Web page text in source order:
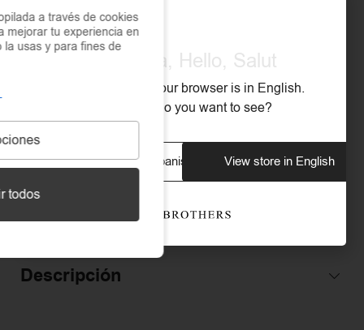
RESISTENTE AL AGUA
RESISTENTE A LA OXIDACIÓN
RESISTENTE AL SUDOR
TIPO DE CIERRE
Descripción
a través de cookies
mejorar tu experiencia en
usas y para fines de
todos
Olá, Hola, Hello, Salut
We noticed that your browser is in English.
What store do you want to see?
View store in Spanish View store in English